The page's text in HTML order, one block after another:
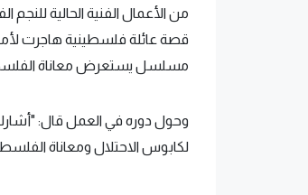
من الأعمال الفنية الحالية
قصة عائلة فلسطينية هاجرت
مسلسل يستعرض معاناة
وحول دوره في العمل قال:
لكابوس الاحتلال ومعاناة الفلسطيني